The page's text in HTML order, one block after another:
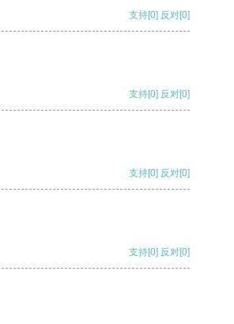
支持[0] 反对[0]
支持[0] 反对[0]
支持[0] 反对[0]
支持[0] 反对[0]